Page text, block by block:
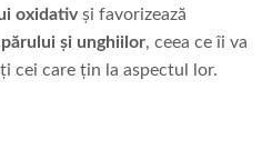
oxidativși favorizează
și unghiilor, ceea ce îi va
cei care țin la aspectul lor.